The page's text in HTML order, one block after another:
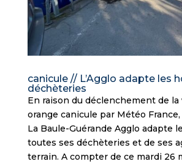
canicule // L’Agglo adapte les
déchèteries
En raison du déclenchement de la
orange canicule par Météo
La Baule-Guérande Agglo adapte
toutes ses déchèteries et de ses
terrain. A compter de ce mardi 26